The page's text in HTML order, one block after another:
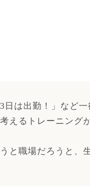
は出勤！」など
えるトレーニング
と職場だろうと、